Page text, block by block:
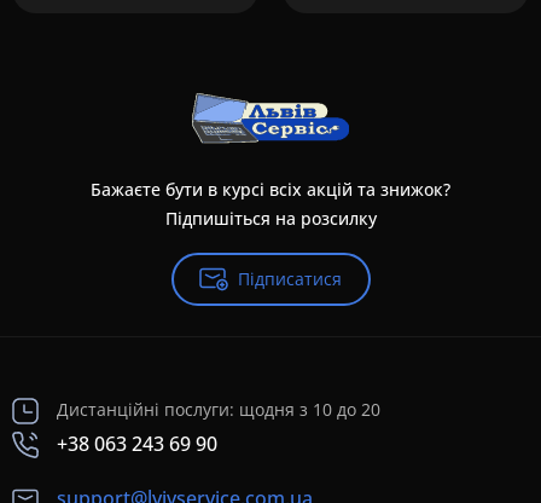
Бажаєте бути в курсі всіх акцій та знижок?
Підпишіться на розсилку
Підписатися
Дистанційні послуги: щодня з 10 до 20
+38 063 243 69 90